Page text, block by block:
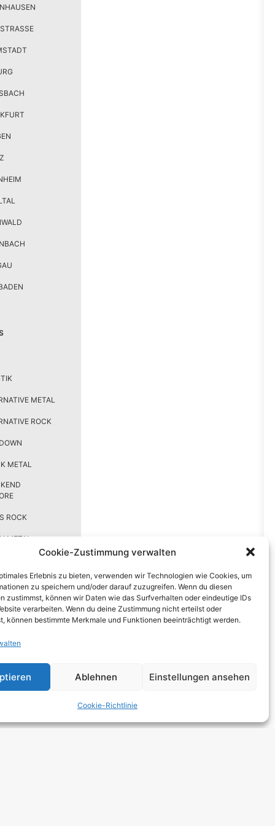
Cookie-Zustimmung verwalten
Erlebnis zu bieten, verwenden wir Technologien wie Cookies, um
zu speichern und/oder darauf zuzugreifen. Wenn du diesen
zustimmst, können wir Daten wie das Surfverhalten oder eindeutige IDs
verarbeiten. Wenn du deine Zustimmung nicht erteilst oder
können bestimmte Merkmale und Funktionen beeinträchtigt werden.
Ablehnen Einstellungen ansehen
Cookie-Richtlinie
METAL
ROCK
METAL
ROCK
METAL
ROCK